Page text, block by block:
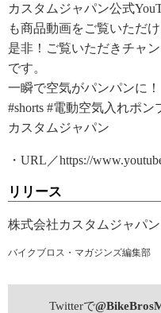
カスタムジャパン公式
も商品動画をご覧いただけ
是非！ご覧いただきチャ
です。
一瞬で空気がパンパンに！
#shorts #電動空気入れポ
カスタムジャパン
・URL／https://
リリース
株式会社カスタムジャパン
バイクブロス・マガジンズ編集部
Twitterで